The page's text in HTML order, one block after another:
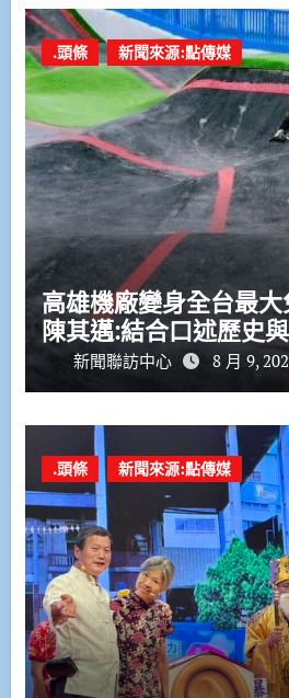
.頭條 新聞來源:點傳媒
高雄機廠變身全台最
陳其邁:結合口述歷史
新聞聯訪中心 8 月 9,
.頭條 新聞來源:點傳媒